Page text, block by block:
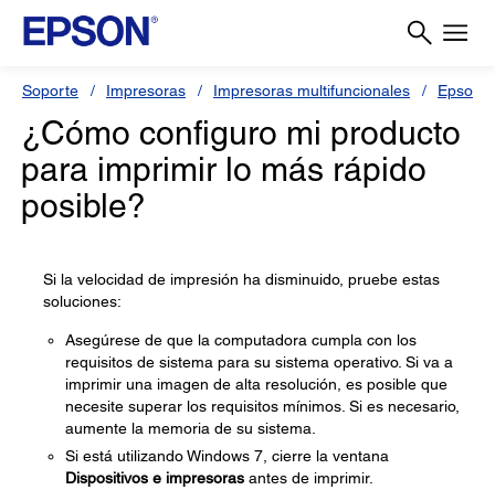
Soporte Impresoras Impresoras multifuncionales Epson
¿Cómo configuro mi producto
para imprimir lo más rápido
posible?
Si la velocidad de impresión ha disminuido, pruebe estas
soluciones:
Asegúrese de que la computadora cumpla con los
requisitos de sistema para su sistema operativo. Si va a
imprimir una imagen de alta resolución, es posible que
necesite superar los requisitos mínimos. Si es necesario,
aumente la memoria de su sistema.
Si está utilizando Windows 7, cierre la ventana
Dispositivos e impresoras antes de imprimir.